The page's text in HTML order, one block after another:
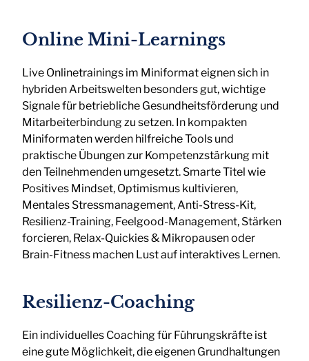
Online Mini-Learnings
Live Onlinetrainings im Miniformat eignen sich in
hybriden Arbeitswelten besonders gut, wichtige
Signale für betriebliche Gesundheitsförderung und
Mitarbeiterbindung zu setzen. In kompakten
Miniformaten werden hilfreiche Tools und
praktische Übungen zur Kompetenzstärkung mit
den Teilnehmenden umgesetzt. Smarte Titel wie
Positives Mindset, Optimismus kultivieren,
Mentales Stressmanagement, Anti-Stress-Kit,
Resilienz-Training, Feelgood-Management, Stärken
forcieren, Relax-Quickies & Mikropausen oder
Brain-Fitness machen Lust auf interaktives Lernen.
Resilienz-Coaching
Ein individuelles Coaching für Führungskräfte ist
eine gute Möglichkeit, die eigenen Grundhaltungen